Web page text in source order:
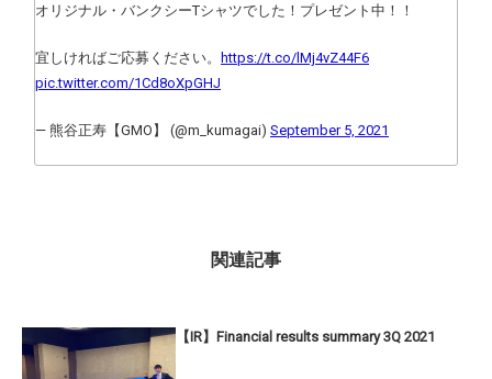
オリジナル・バンクシーTシャツでした！プレゼント中！！
宜しければご応募ください。
https://t.co/lMj4vZ44F6
pic.twitter.com/1Cd8oXpGHJ
— 熊谷正寿【GMO】 (@m_kumagai) September 5, 2021
関連記事
【IR】Financial results summary 3Q 2021